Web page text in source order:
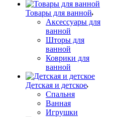
Товары для ванной
Аксессуары для
ванной
Шторы для
ванной
Коврики для
ванной
Детская и детское
Спальня
Ванная
Игрушки